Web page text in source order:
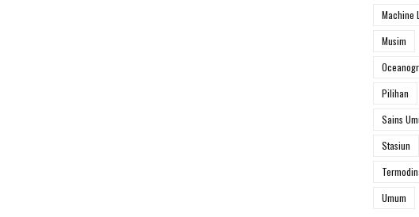
Machine
Musim
Pilihan
Sains
Stasiun
Umum